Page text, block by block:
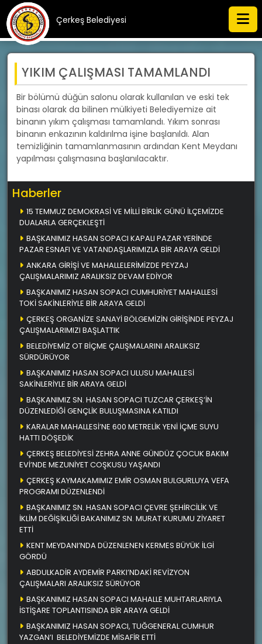
Çerkeş Belediyesi
Haberler
15 TEMMUZ DEMOKRASİ VE MİLLİ BİRLİK GÜNÜ İLÇEMİZDE
DUALARLA GERÇEKLEŞTİ
BAŞKANIMIZ HASAN SOPACI KAPALI PAZAR YERİNDE
PAZAR ESNAFI VE VATANDAŞLARIMIZLA BİR ARAYA GELDİ
ANKARA GİRİŞİ VE MAHALLELERİMİZDE PEYZAJ
ÇALIŞMALARIMIZ ARALIKSIZ DEVAM EDİYOR
BAŞKANIMIZ HASAN SOPACI CUMHURİYET MAHALLESİ
TOKİ SAKİNLERİYLE BİR ARAYA GELDİ
ÇERKEŞ ORGANİZE SANAYİ BÖLGEMİZİN GİRİŞİNDE PEYZAJ
ÇALIŞMALARIMIZI BAŞLATTIK
BELEDİYEMİZ OT BİÇME ÇALIŞMALARINI ARALIKSIZ
SÜRDÜRÜYOR
BAŞKANIMIZ HASAN SOPACI ULUSU MAHALLESİ
SAKİNLERİYLE BİR ARAYA GELDİ
BAŞKANIMIZ SN. HASAN SOPACI TUZCAR ÇERKEŞ’İN
DÜZENLEDİĞİ GENÇLİK BULUŞMASINA KATILDI
KARALAR MAHALLESİ’NE 600 METRELİK YENİ İÇME SUYU
HATTI DÖŞEDİK
ÇERKEŞ BELEDİYESİ ZEHRA ANNE GÜNDÜZ ÇOCUK BAKIM
EVİ’NDE MEZUNİYET COŞKUSU YAŞANDI
ÇERKEŞ KAYMAKAMIMIZ EMİR OSMAN BULGURLUYA VEFA
PROGRAMI DÜZENLENDİ
BAŞKANIMIZ SN. HASAN SOPACI ÇEVRE ŞEHİRCİLİK VE
İKLİM DEĞİŞİKLİĞİ BAKANIMIZ SN. MURAT KURUMU ZİYARET
ETTİ
KENT MEYDANI’NDA DÜZENLENEN KERMES BÜYÜK İLGİ
GÖRDÜ
ABDULKADİR AYDEMİR PARKI’NDAKİ REVİZYON
ÇALIŞMALARI ARALIKSIZ SÜRÜYOR
BAŞKANIMIZ HASAN SOPACI MAHALLE MUHTARLARIYLA
İSTİŞARE TOPLANTISINDA BİR ARAYA GELDİ
BAŞKANIMIZ HASAN SOPACI, TUĞGENERAL CUMHUR
YAZGAN’I BELEDİYEMİZDE MİSAFİR ETTİ
YIKIM ÇALIŞMASI TAMAMLANDI
Bir bölümü düğün salonu olarak kullanılan ve eski tek
binası olarak da bilinen mülkiyeti Belediyemize ait
binanın yıkım çalışması tamamlandı. Yıkım sonrası
binanın enkazının kaldırılma işine başlanıldı. Alan
temizliğinin tamamlanmasının ardından Kent Meydanı
yapılması çalışmasına başlanılacaktır.